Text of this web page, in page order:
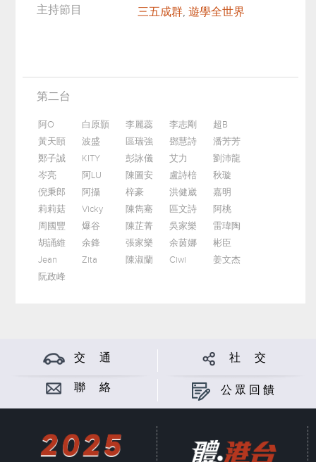
主持節目
三五成群, 遊學全世界
第二台
阿O 白原顥 李麗蕊 李志剛
超B
黃天頤
波盛 區瑞強 鄧慧詩
潘芳芳
鄭子誠
KITY 彭詠儀 艾力
劉沛龍
岑亮
阿LU 陳圖安 盧詩棓
秋璇
倪秉郎
阿攝 梓豪 洪健崴
嘉明
莉莉菇
Vicky 陳雋騫 區文詩
阿桃
周國豐
爆谷 陳芷菁 吳家樂
雷瑋陶
胡誦維
余鋒 張家樂 余茵娜
彬臣
Jean
Zita 陳淑蘭 Ciwi
姜文杰
阮政峰
交 通 社 交
聯 絡 公眾回饋